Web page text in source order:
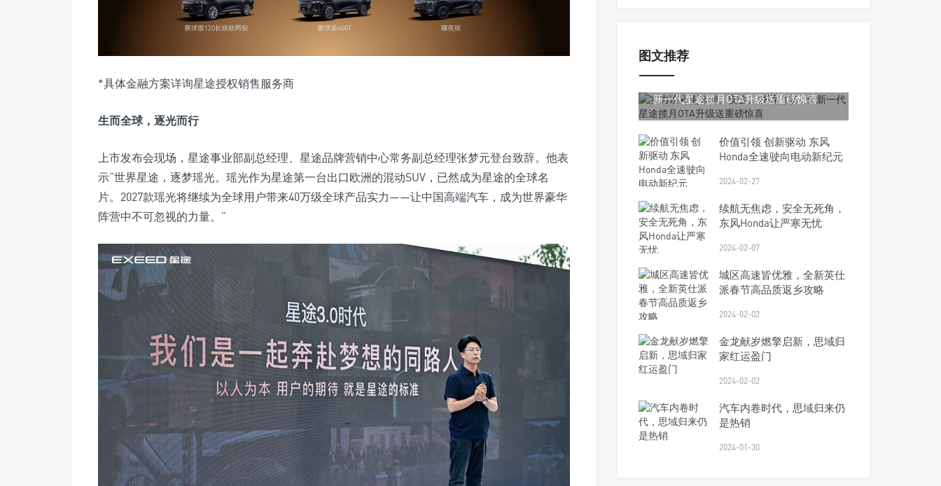
*具体金融方案详询星途授权销售服务商
生而全球，逐光而行
上市发布会现场，星途事业部副总经理、星途品牌营销中心常务副总经理张梦元登台致辞。他表
示“世界星途，逐梦瑶光。瑶光作为星途第一台出口欧洲的混动SUV，已然成为星途的全球名
片。2027款瑶光将继续为全球用户带来40万级全球产品实力——让中国高端汽车，成为世界豪华
阵营中不可忽视的力量。”
图文推荐
新一代星途揽月OTA升级送重磅惊喜
价值引领 创新驱动 东风
Honda全速驶向电动新纪元
2024-02-27
续航无焦虑，安全无死角，
东风Honda让严寒无忧
2024-02-07
城区高速皆优雅，全新英仕
派春节高品质返乡攻略
2024-02-02
金龙献岁燃擎启新，思域归
家红运盈门
2024-02-02
汽车内卷时代，思域归来仍
是热销
2024-01-30